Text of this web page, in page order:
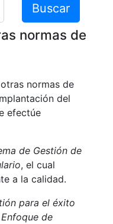
Buscar
normas de
normas de
del
efectúe
de Gestión de
, el cual
a la calidad.
para el éxito
de